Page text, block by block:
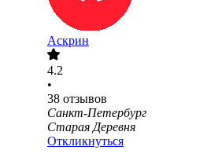
Аскрин
4.2
•
38 отзывов
Санкт-Петербург
Старая Деревня
Откликнуться